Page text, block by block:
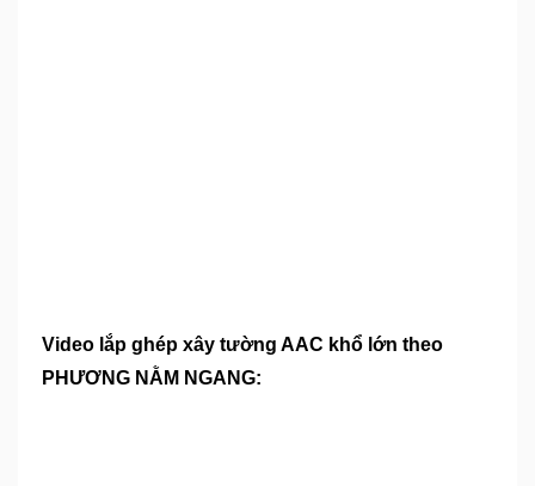
Video lắp ghép xây tường AAC khổ lớn theo
PHƯƠNG NẰM NGANG: